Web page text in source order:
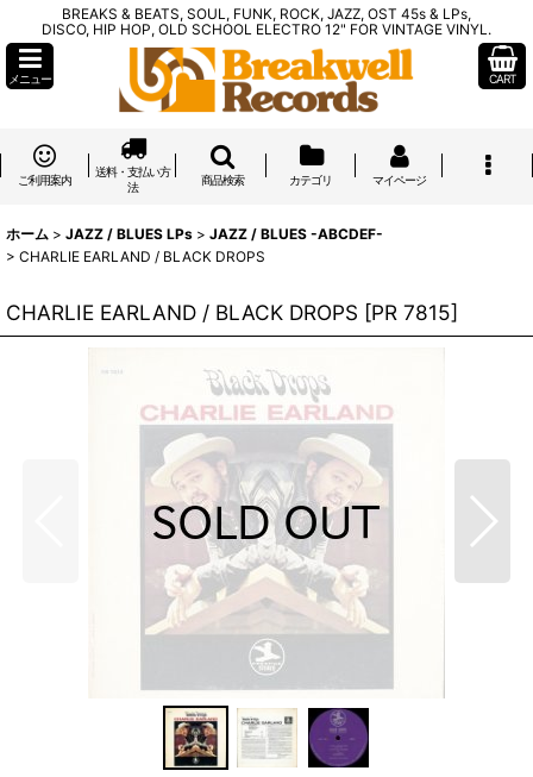
BREAKS & BEATS, SOUL, FUNK, ROCK, JAZZ, OST 45s & LPs,
DISCO, HIP HOP, OLD SCHOOL ELECTRO 12" FOR VINTAGE VINYL.
メニュー CART
ご利用案内
送料・支払い方
法
商品検索 カテゴリ マイページ
ホーム > JAZZ / BLUES LPs > JAZZ / BLUES -ABCDEF-
> CHARLIE EARLAND / BLACK DROPS
CHARLIE EARLAND / BLACK DROPS [PR 7815]